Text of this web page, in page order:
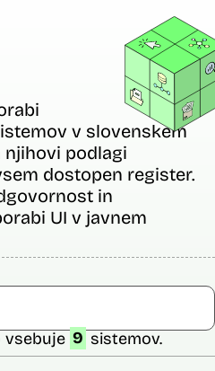
v slovenskem
podlagi
dostopen register.
in
UI v javnem
vsebuje 9 sistemov.